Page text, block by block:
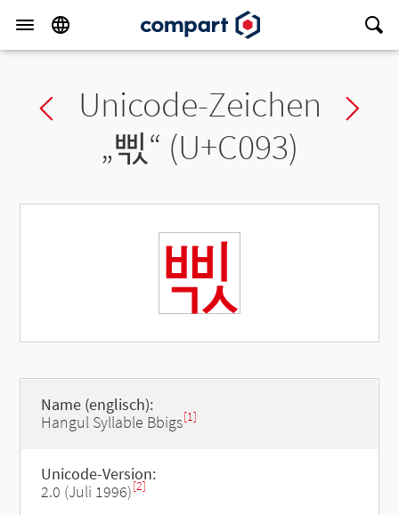
Previous char
Unicode-Zeichen
„삓“ (U+C093)
삓
Name (englisch):
Hangul Syllable Bbigs[1]
Unicode-Version:
2.0 (Juli 1996)[2]